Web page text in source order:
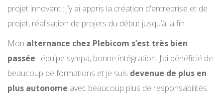
projet innovant : j’y ai appris la création d'entreprise et de
projet, réalisation de projets du début jusqu’à la fin.
Mon alternance chez Plebicom s’est très bien
passée : équipe sympa, bonne intégration. J’ai bénéficié de
beaucoup de formations et je suis devenue de plus en
plus autonome avec beaucoup plus de responsabilités.